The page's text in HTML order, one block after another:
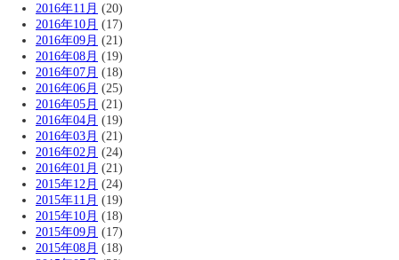
2016年11月 (20)
2016年10月 (17)
2016年09月 (21)
2016年08月 (19)
2016年07月 (18)
2016年06月 (25)
2016年05月 (21)
2016年04月 (19)
2016年03月 (21)
2016年02月 (24)
2016年01月 (21)
2015年12月 (24)
2015年11月 (19)
2015年10月 (18)
2015年09月 (17)
2015年08月 (18)